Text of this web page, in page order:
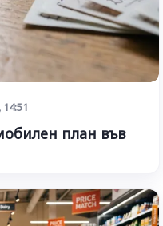
14:51
план във